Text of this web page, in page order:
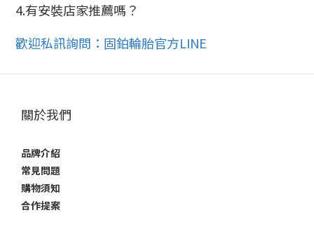
4.有安裝店家推薦嗎？
歡迎私訊詢問：固鉑輪胎官方LINE
關於我們
品牌介紹
常見問題
購物須知
合作提案